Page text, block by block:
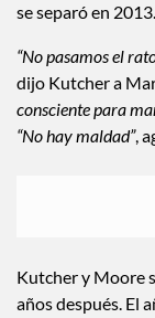
se separó en 2013.
“No pasamos el
dijo Kutcher a
consciente para
“No hay maldad”,
Kutcher y Moore
años después. El